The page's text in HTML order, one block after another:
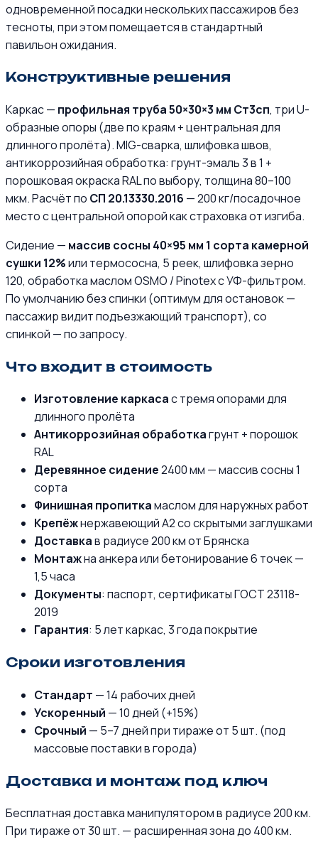
одновременной посадки нескольких пассажиров без
тесноты, при этом помещается в стандартный
павильон ожидания.
Конструктивные решения
Каркас — профильная труба 50×30×3 мм Ст3сп, три U-
образные опоры (две по краям + центральная для
длинного пролёта). MIG-сварка, шлифовка швов,
антикоррозийная обработка: грунт-эмаль 3 в 1 +
порошковая окраска RAL по выбору, толщина 80–100
мкм. Расчёт по СП 20.13330.2016 — 200 кг/посадочное
место с центральной опорой как страховка от изгиба.
Сидение — массив сосны 40×95 мм 1 сорта камерной
сушки 12%или термососна, 5 реек, шлифовка зерно
120, обработка маслом OSMO / Pinotex с УФ-фильтром.
По умолчанию без спинки (оптимум для остановок —
пассажир видит подъезжающий транспорт), со
спинкой — по запросу.
Что входит в стоимость
Изготовление каркасас тремя опорами для
длинного пролёта
Антикоррозийная обработкагрунт + порошок
RAL
Деревянное сидение2400 мм — массив сосны 1
сорта
Финишная пропиткамаслом для наружных работ
Крепёжнержавеющий А2 со скрытыми заглушками
Доставкав радиусе 200 км от Брянска
Монтажна анкера или бетонирование 6 точек —
1,5 часа
Документы: паспорт, сертификаты ГОСТ 23118-
2019
Гарантия: 5 лет каркас, 3 года покрытие
Сроки изготовления
Стандарт — 14 рабочих дней
Ускоренный — 10 дней (+15%)
Срочный — 5–7 дней при тираже от 5 шт. (под
массовые поставки в города)
Доставка и монтаж под ключ
Бесплатная доставка манипулятором в радиусе 200 км.
При тираже от 30 шт. — расширенная зона до 400 км.